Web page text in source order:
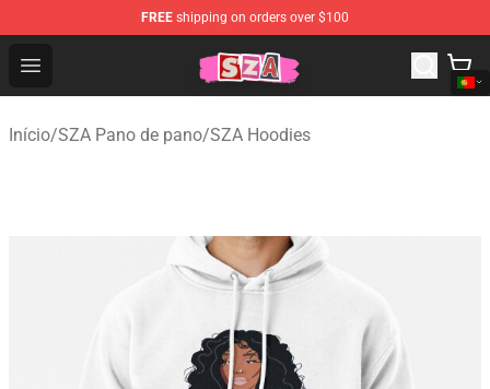
FREE shipping on orders over $100
Open menu
SZA Shop - Official SZA Merchandise Store
Início/SZA Pano de pano/SZA Hoodies